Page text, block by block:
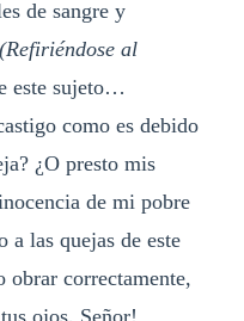
de sangre y
(Refiriéndose al
este sujeto…
como es debido
¿O presto mis
de mi pobre
a las quejas de este
obrar correctamente,